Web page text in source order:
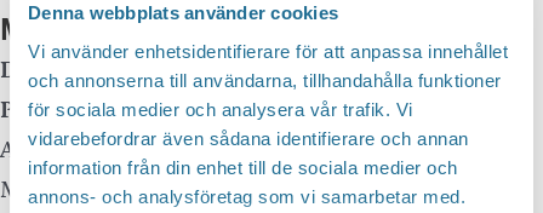
Denna webbplats använder cookies
Vi använder enhetsidentifierare för att anpassa innehållet
och annonserna till användarna, tillhandahålla funktioner
för sociala medier och analysera vår trafik. Vi
vidarebefordrar även sådana identifierare och annan
information från din enhet till de sociala medier och
annons- och analysföretag som vi samarbetar med.
Mer info
Datum: 13 september, 2025 kl 14:00 - 17:00
Plats:Skrot-Anders Arena
Adress: Vinnerstadsvägen 47
Motala, 59145